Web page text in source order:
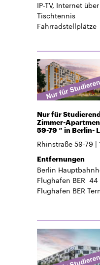
IP-TV, Internet
Tischtennis
Fahrradstellplätze
Nur für
Zimmer-
59-79 “ in Berlin-
Rhinstraße 59-79
Entfernungen
Berlin
Flughafen BER 44
Flughafen BER